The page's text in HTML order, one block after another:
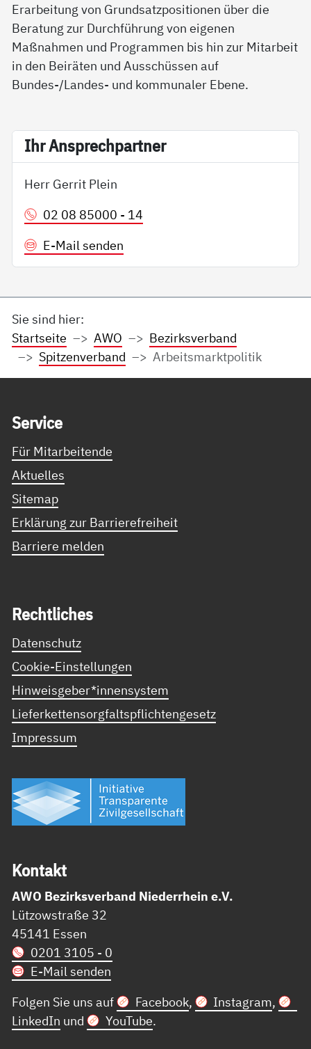
Erarbeitung von Grundsatzpositionen über die
Beratung zur Durchführung von eigenen
Maßnahmen und Programmen bis hin zur Mitarbeit
in den Beiräten und Ausschüssen auf
Bundes-/Landes- und kommunaler Ebene.
Ihr An­sp­rech­part­ner
Herr Gerrit Plein
02 08 85000 - 14
E-Mail senden
Sie sind hier:
Startseite
AWO
Bezirksverband
Spitzenverband
Arbeitsmarktpolitik
Ser­vice
Für Mitarbeitende
Aktuelles
Sitemap
Erklärung zur Barrierefreiheit
Barriere melden
Recht­li­ches
Datenschutz
Cookie-Einstellungen
Hinweisgeber*innensystem
Lieferkettensorgfaltspflichtengesetz
Impressum
Kon­takt
AWO Bezirksverband Niederrhein e.V.
Lützowstraße 32
45141 Essen
0201 3105 - 0
E-Mail senden
Folgen Sie uns auf
Facebook, Instagram,
LinkedIn und YouTube.